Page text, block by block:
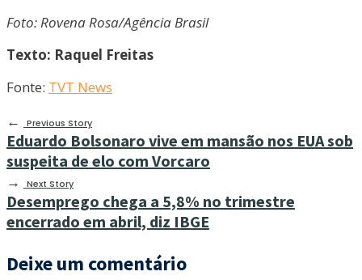
Foto: Rovena Rosa/Agência Brasil
Texto: Raquel Freitas
Fonte: TVT News
←
Previous Story
Eduardo Bolsonaro vive em mansão nos EUA sob
suspeita de elo com Vorcaro
→ Next Story
Desemprego chega a 5,8% no trimestre
encerrado em abril, diz IBGE
Deixe um comentário